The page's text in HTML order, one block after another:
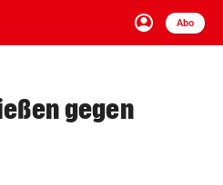
account_circle
Anmelden
Abo
close Schließen
gegen